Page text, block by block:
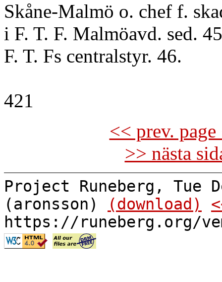
Skåne-Malmö o. chef f.
i F. T. F. Malmöavd. sed.
F. T. Fs centralstyr. 46.
421
<< prev.
>> nästa
Project Runeberg, Tue
(aronsson)
(download)
https://runeberg.org/